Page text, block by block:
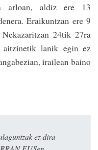
arloan, aldiz ere 13
Eraikuntzan ere 9
24tik 27ra
aitzinetik lanik egin ez
irailean baino
ez dira